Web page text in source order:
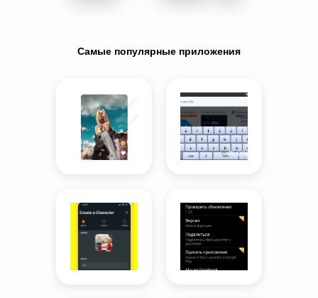
Самые популярные приложения